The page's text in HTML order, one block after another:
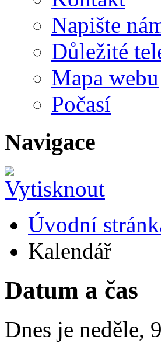
Napište
Důležité
Mapa webu
Počasí
Navigace
Úvodní
Kalendář
Datum a čas
Dnes je neděle,